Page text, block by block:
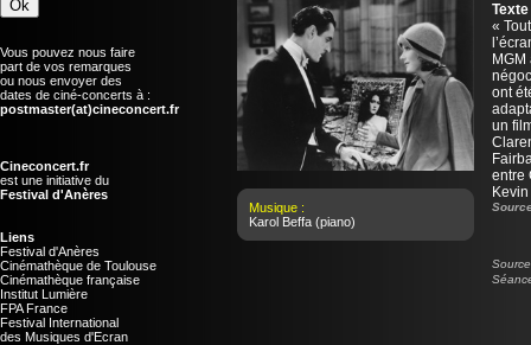
Vous pouvez nous faire
part de vos remarques
ou nous envoyer des
dates de ciné-concerts à :
postmaster(at)cineconcert.fr
Cineconcert.fr
est une initiative du
Festival d'Anères
Liens
Festival d'Anères
Cinémathèque de Toulouse
Cinémathèque française
Institut Lumière
FPA France
Festival International
des Musiques d'Ecran
Musique :
Karol Beffa (piano)
«
ont
un
entre